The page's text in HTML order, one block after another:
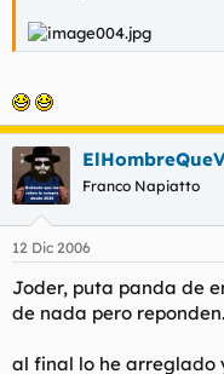
Franco Napiatto
12 Dic 2006
Joder, puta panda de
de nada pero reponden.
al final lo he arreglado